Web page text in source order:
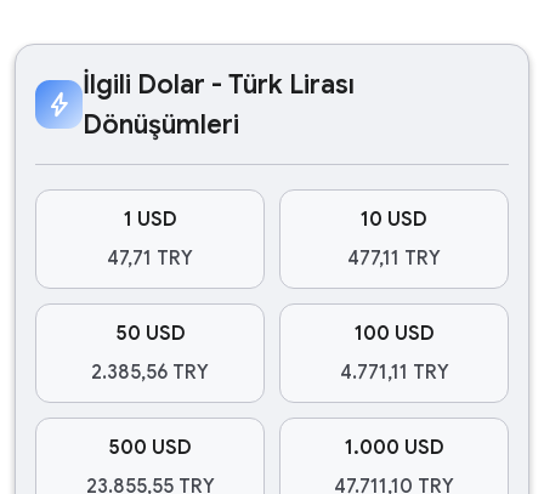
bolt
İlgili Dolar - Türk Lirası
Dönüşümleri
1 USD
47,71 TRY
10 USD
477,11 TRY
50 USD
2.385,56 TRY
100 USD
4.771,11 TRY
500 USD
23.855,55 TRY
1.000 USD
47.711,10 TRY